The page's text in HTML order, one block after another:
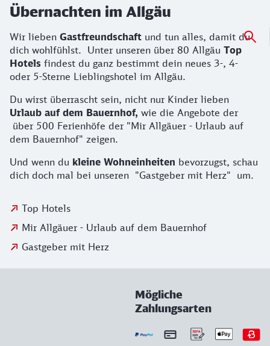
Übernachten im Allgäu
Wir lieben Gastfreundschaft und tun alles, damit du
dich wohlfühlst. Unter unseren über 80 Allgäu Top
Hotels findest du ganz bestimmt dein neues 3-, 4-
oder 5-Sterne Lieblingshotel im Allgäu.
Du wirst überrascht sein, nicht nur Kinder lieben
Urlaub auf dem Bauernhof, wie die Angebote der
über 500 Ferienhöfe der "Mir Allgäuer - Urlaub auf
dem Bauernhof" zeigen.
Und wenn du kleine Wohneinheiten bevorzugst, schau
dich doch mal bei unseren "Gastgeber mit Herz" um.
Top Hotels
Mir Allgäuer - Urlaub auf dem Bauernhof
Gastgeber mit Herz
Mögliche
Zahlungsarten